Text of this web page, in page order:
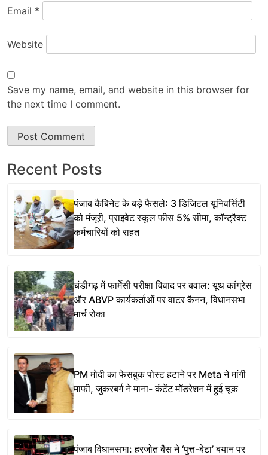
Email *
Website
Save my name, email, and website in this browser for
the next time I comment.
Recent Posts
पंजाब कैबिनेट के बड़े फैसले: 3 डिजिटल यूनिवर्सिटी
को मंजूरी, प्राइवेट स्कूल फीस 5% सीमा, कॉन्ट्रैक्ट
कर्मचारियों को राहत
चंडीगढ़ में फार्मेसी परीक्षा विवाद पर बवाल: यूथ कांग्रेस
और ABVP कार्यकर्ताओं पर वाटर कैनन, विधानसभा
मार्च रोका
PM मोदी का फेसबुक पोस्ट हटाने पर Meta ने मांगी
माफी, जुकरबर्ग ने माना- कंटेंट मॉडरेशन में हुई चूक
पंजाब विधानसभा: हरजोत बैंस ने ‘पुत्त-बेटा’ बयान पर